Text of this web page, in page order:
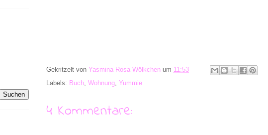
Gekritzelt von Yasmina Rosa Wölkchen um 11:53
Labels: Buch Wohnung Yummie
4 Kommentare: